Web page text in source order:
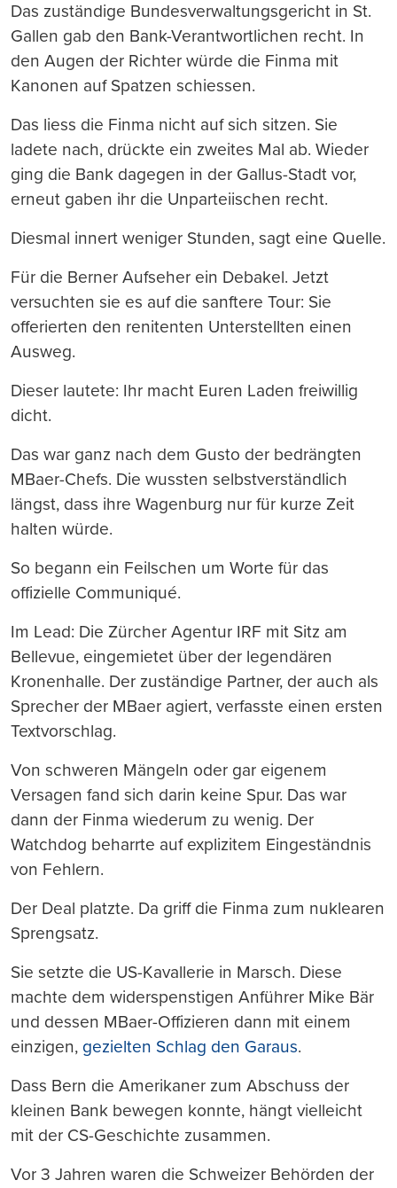
Das zuständige Bundesverwaltungsgericht in St.
Gallen gab den Bank-Verantwortlichen recht. In
den Augen der Richter würde die Finma mit
Kanonen auf Spatzen schiessen.
Das liess die Finma nicht auf sich sitzen. Sie
ladete nach, drückte ein zweites Mal ab. Wieder
ging die Bank dagegen in der Gallus-Stadt vor,
erneut gaben ihr die Unparteiischen recht.
Diesmal innert weniger Stunden, sagt eine Quelle.
Für die Berner Aufseher ein Debakel. Jetzt
versuchten sie es auf die sanftere Tour: Sie
offerierten den renitenten Unterstellten einen
Ausweg.
Dieser lautete: Ihr macht Euren Laden freiwillig
dicht.
Das war ganz nach dem Gusto der bedrängten
MBaer-Chefs. Die wussten selbstverständlich
längst, dass ihre Wagenburg nur für kurze Zeit
halten würde.
So begann ein Feilschen um Worte für das
offizielle Communiqué.
Im Lead: Die Zürcher Agentur IRF mit Sitz am
Bellevue, eingemietet über der legendären
Kronenhalle. Der zuständige Partner, der auch als
Sprecher der MBaer agiert, verfasste einen ersten
Textvorschlag.
Von schweren Mängeln oder gar eigenem
Versagen fand sich darin keine Spur. Das war
dann der Finma wiederum zu wenig. Der
Watchdog beharrte auf explizitem Eingeständnis
von Fehlern.
Der Deal platzte. Da griff die Finma zum nuklearen
Sprengsatz.
Sie setzte die US-Kavallerie in Marsch. Diese
machte dem widerspenstigen Anführer Mike Bär
und dessen MBaer-Offizieren dann mit einem
einzigen, gezielten Schlag den Garaus.
Dass Bern die Amerikaner zum Abschuss der
kleinen Bank bewegen konnte, hängt vielleicht
mit der CS-Geschichte zusammen.
Vor 3 Jahren waren die Schweizer Behörden der